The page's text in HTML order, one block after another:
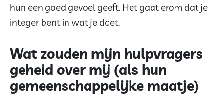
hun een goed gevoel geeft. Het gaat erom dat je
integer bent in wat je doet.
Wat zouden mijn hulpvragers
geheid over mij (als hun
gemeenschappelijke maatje)